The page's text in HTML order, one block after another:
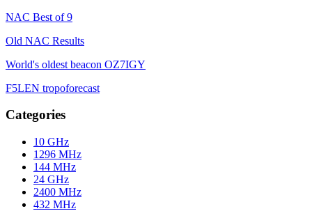
NAC Best of 9
Old NAC Results
World's oldest beacon OZ7IGY
F5LEN tropoforecast
Categories
10 GHz
1296 MHz
144 MHz
24 GHz
2400 MHz
432 MHz